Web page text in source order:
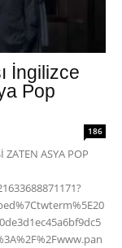
İngilizce
Pop
186
ASYA POP